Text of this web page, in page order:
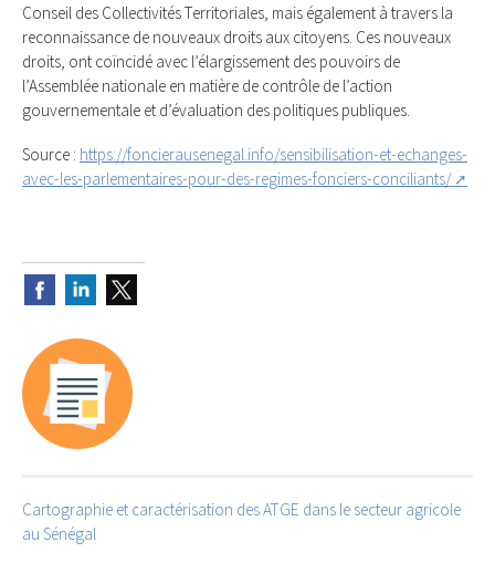
Conseil des Collectivités Territoriales, mais également à travers la
reconnaissance de nouveaux droits aux citoyens. Ces nouveaux
droits, ont coïncidé avec l’élargissement des pouvoirs de
l’Assemblée nationale en matière de contrôle de l’action
gouvernementale et d’évaluation des politiques publiques.
Source : https://foncierausenegal.info/sensibilisation-et-echanges-
avec-les-parlementaires-pour-des-regimes-fonciers-conciliants/
Cartographie et caractérisation des ATGE dans le secteur agricole
au Sénégal